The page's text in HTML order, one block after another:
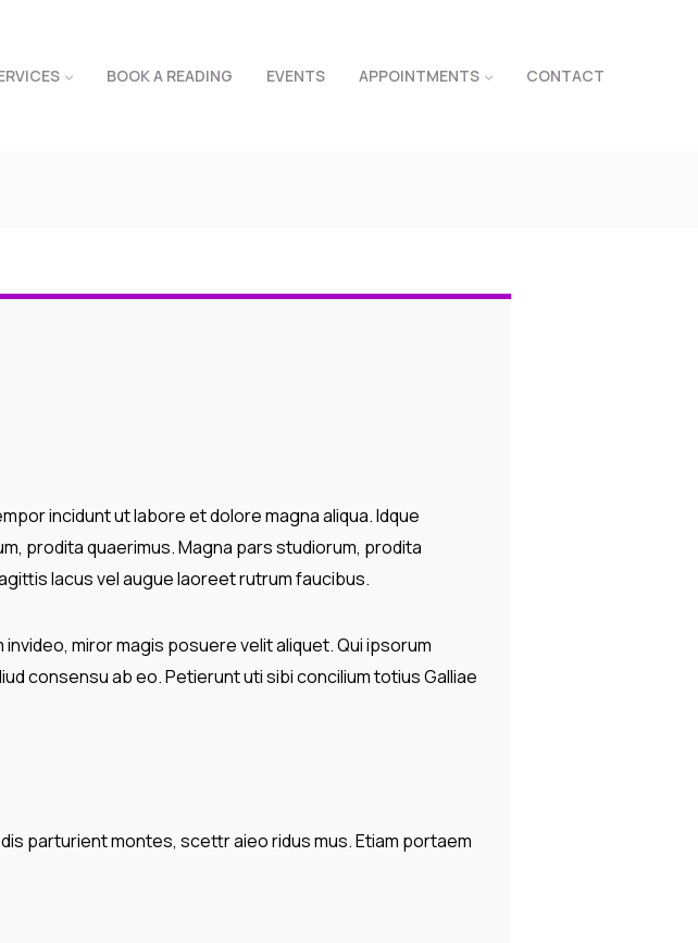
BOOK A READING EVENTS APPOINTMENTS CONTACT
incidunt ut labore et dolore magna aliqua. Idque
prodita quaerimus. Magna pars studiorum, prodita
lacus vel augue laoreet rutrum faucibus.
miror magis posuere velit aliquet. Qui ipsorum
consensu ab eo. Petierunt uti sibi concilium totius Galliae
parturient montes, scettr aieo ridus mus. Etiam portaem